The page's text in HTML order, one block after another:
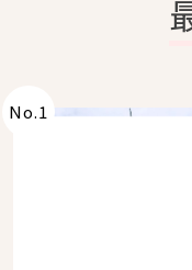
No.1